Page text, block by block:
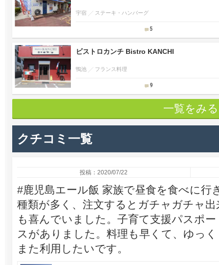
宇宿 ステーキ・ハンバーグ
5
ビストロカンチ Bistro KANCHI
鴨池 フランス料理
9
一覧をみる
クチコミ一覧
投稿：2020/07/22
#鹿児島エール飯 家族で昼食を食べに行
種類が多く、注文するとガチャガチャ
も喜んでいました。子育て支援パスポ
スがありました。料理も早くて、ゆっ
また利用したいです。